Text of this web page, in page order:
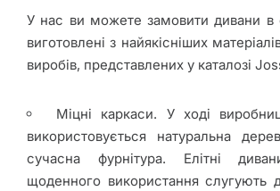
У нас ви можете замовити дивани в
виготовлені з найякісніших
виробів, представлених у каталозі
Міцні каркаси. У ході
використовується натуральна
сучасна фурнітура. Елітні
щоденного використання слугують